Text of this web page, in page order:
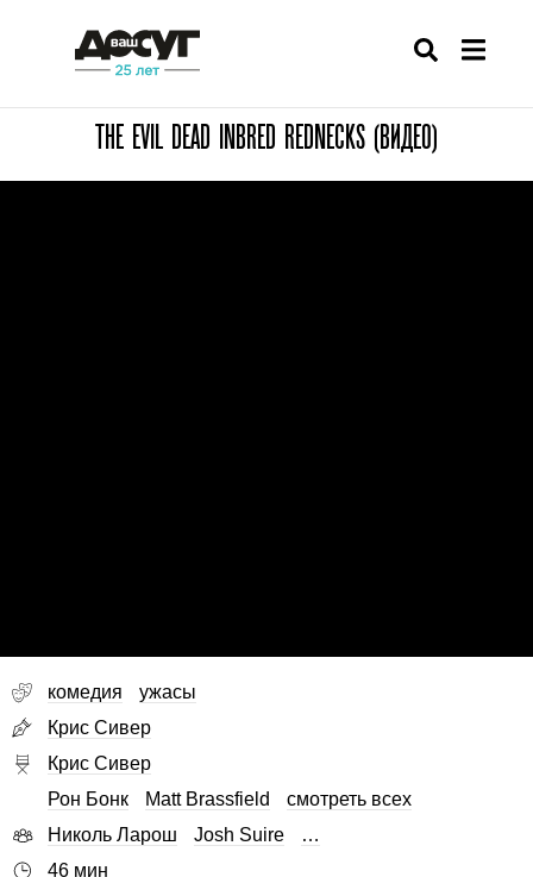
THE EVIL DEAD INBRED REDNECKS (ВИДЕО)
комедия
ужасы
Крис Сивер
Крис Сивер
Рон Бонк
Matt Brassfield
смотреть всех
Николь Ларош
Josh Suire
…
46 мин